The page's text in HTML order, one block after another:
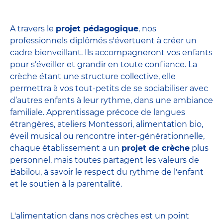
A travers le projet pédagogique, nos
professionnels diplômés s'évertuent à créer un
cadre bienveillant. Ils accompagneront vos enfants
pour s’éveiller et grandir en toute confiance. La
crèche étant une structure collective, elle
permettra à vos tout-petits de se sociabiliser avec
d’autres enfants à leur rythme, dans une ambiance
familiale. Apprentissage précoce de langues
étrangères, ateliers Montessori, alimentation bio,
éveil musical ou rencontre inter-générationnelle,
chaque établissement a un projet de crèche plus
personnel, mais toutes partagent les valeurs de
Babilou, à savoir le respect du rythme de l'enfant
et le soutien à la parentalité.
L'alimentation dans nos crèches est un point